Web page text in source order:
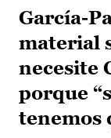
García-
material
necesite
porque
tenemos